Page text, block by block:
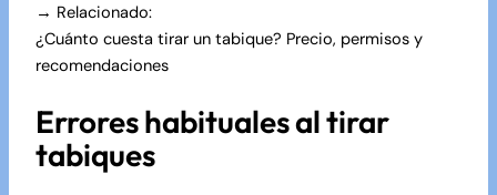
→ Relacionado:
¿Cuánto cuesta tirar un tabique? Precio, permisos y
recomendaciones
Errores habituales al tirar
tabiques